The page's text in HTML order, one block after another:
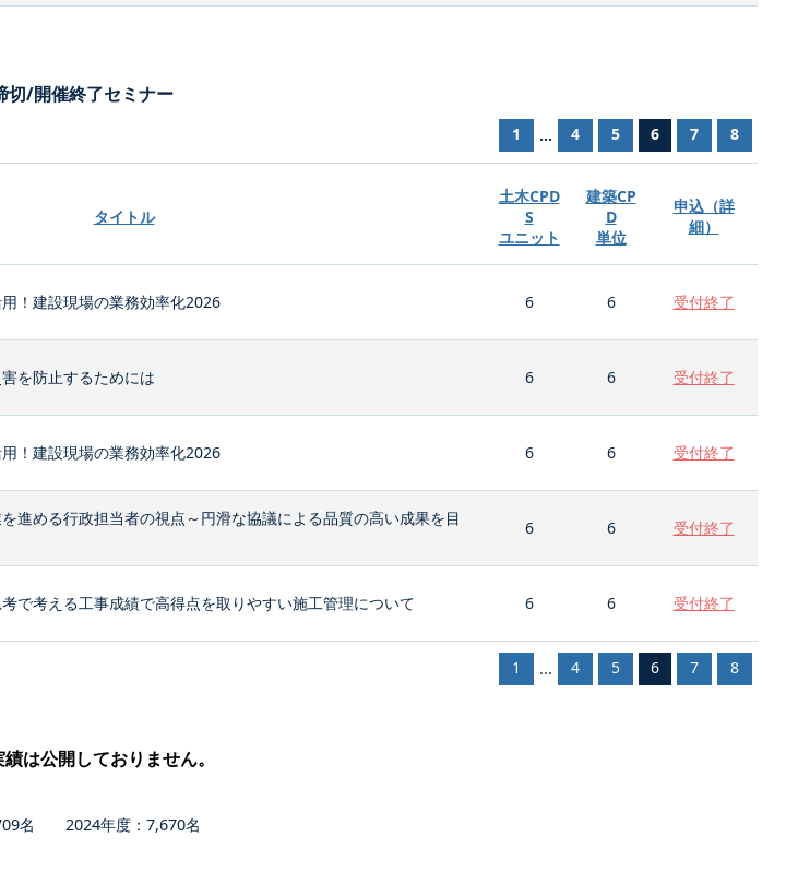
切/開催終了セミナー
1 ... 4 5 6 7 8
タイトル
土木CPD
S
ユニット
建築CP
D
単位
申込（詳
細）
！建設現場の業務効率化2026 6 6 受付終了
を防止するためには 6 6 受付終了
！建設現場の業務効率化2026 6 6 受付終了
進める行政担当者の視点～円滑な協議による品質の高い成果を目
6 6 受付終了
で考える工事成績で高得点を取りやすい施工管理について 6 6 受付終了
1 ... 4 5 6 7 8
は公開しておりません。
名 2024年度：7,670名